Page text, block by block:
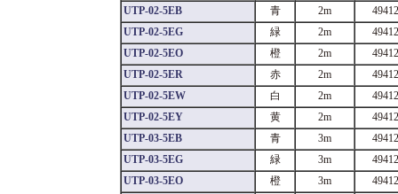
UTP-02-5EB
青 2m
UTP-02-5EG
緑 2m
UTP-02-5EO
橙 2m
UTP-02-5ER
赤 2m
UTP-02-5EW
白 2m
UTP-02-5EY
黄 2m
UTP-03-5EB
青 3m
UTP-03-5EG
緑 3m
UTP-03-5EO
橙 3m